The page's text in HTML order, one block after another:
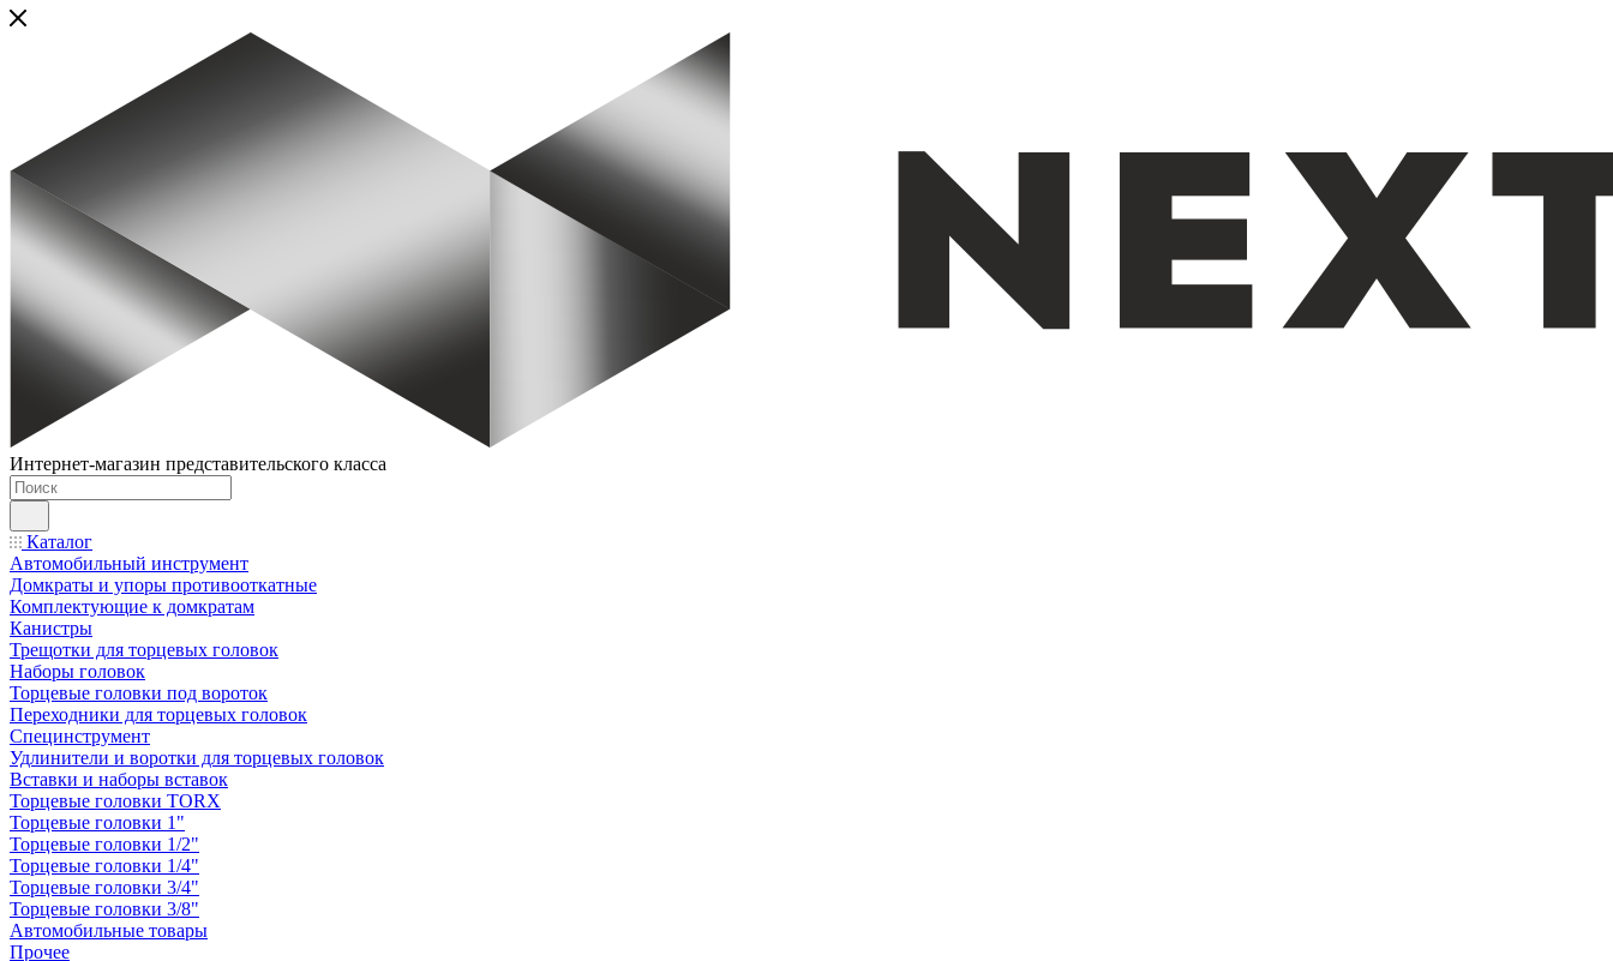
Интернет-магазин представительского класса
Каталог
Автомобильный инструмент
Домкраты и упоры противооткатные
Комплектующие к домкратам
Канистры
Трещотки для торцевых головок
Наборы головок
Торцевые головки под вороток
Переходники для торцевых головок
Специнструмент
Удлинители и воротки для торцевых головок
Вставки и наборы вставок
Торцевые головки TORX
Торцевые головки 1"
Торцевые головки 1/2"
Торцевые головки 1/4"
Торцевые головки 3/4"
Торцевые головки 3/8"
Автомобильные товары
Прочее